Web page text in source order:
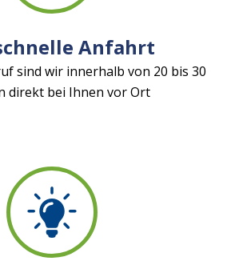
Anfahrt
sind wir innerhalb von 20 bis 30
direkt bei Ihnen vor Ort